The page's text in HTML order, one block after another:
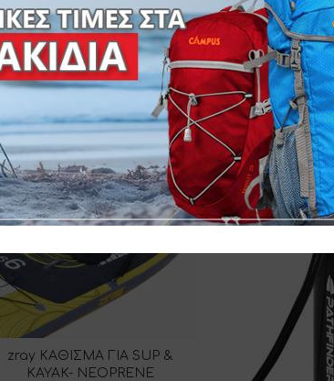
ΔΙΠΛΗΣ ΕΝΕΡΓΕΙΑΣ 110W
7-644815
SEAFLO
ΑΥΤΟΚΙΝΗΤΟΥ
KAYAK-
77-
zray ΚΑΘΙΣΜΑ ΓΙΑ SUP &
KAYAK- NEOPRENE